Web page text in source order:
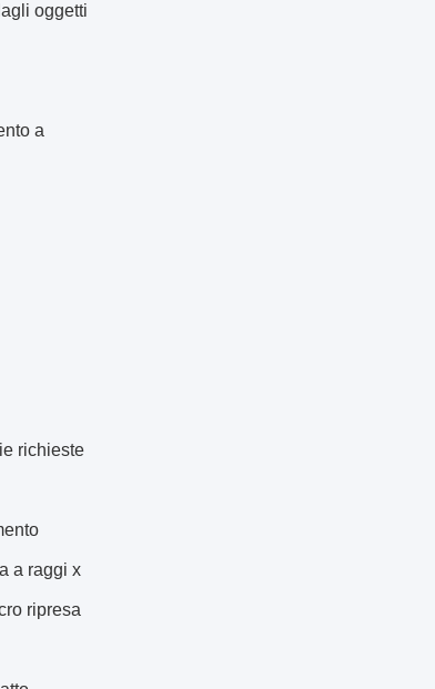
oggetti
a
richieste
a raggi x
ripresa